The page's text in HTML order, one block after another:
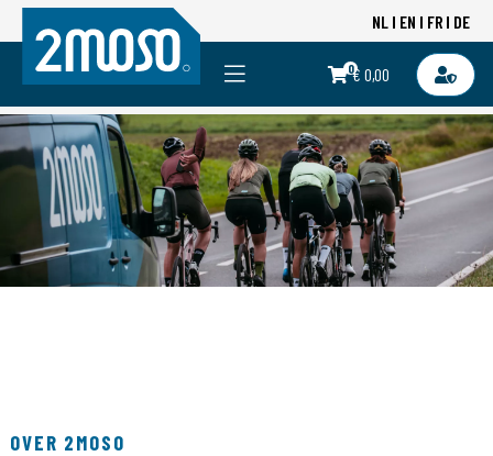
NL EN FR DE
0€ 0,00
OVER 2MOSO